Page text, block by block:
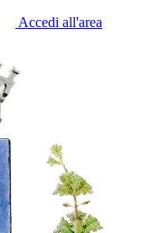
Accedi all'area